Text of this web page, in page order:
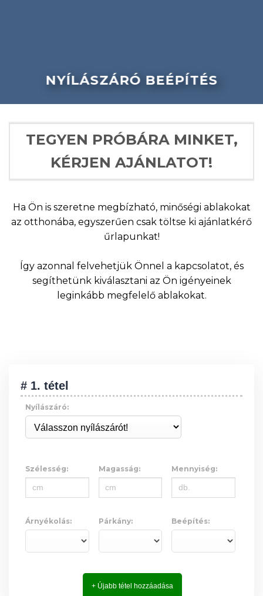
NYÍLÁSZÁRÓ BEÉPÍTÉS
TEGYEN PRÓBÁRA MINKET,
KÉRJEN AJÁNLATOT!
Ha Ön is szeretne megbízható, minőségi ablakokat
az otthonába, egyszerűen csak töltse ki ajánlatkérő
űrlapunkat!
Így azonnal felvehetjük Önnel a kapcsolatot, és
segíthetünk kiválasztani az Ön igényeinek
leginkább megfelelő ablakokat.
# 1. tétel
Nyílászáró:
Szélesség: Magasság: Mennyiség:
Árnyékolás: Párkány: Beépítés:
+ Újabb tétel hozzáadása